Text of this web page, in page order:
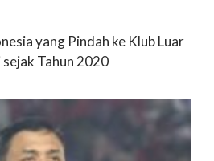
yang Pindah ke Klub Luar
Tahun 2020